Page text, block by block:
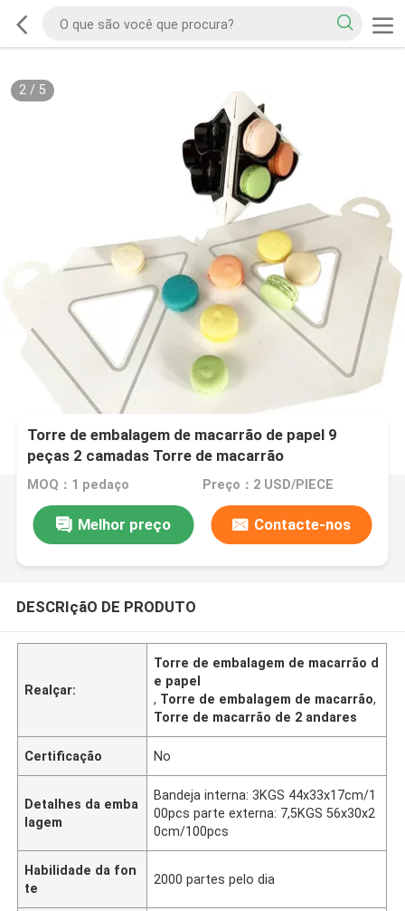
2/ 5
Torre de embalagem de macarrão de papel 9
peças 2 camadas Torre de macarrão
MOQ：1 pedaço Preço：2 USD/PIECE
Melhor preço Contacte-nos
DESCRIçãO DE PRODUTO
Realçar:
Torre de embalagem de macarrão d
e papel
, Torre de embalagem de macarrão,
Torre de macarrão de 2 andares
Certificação No
Detalhes da emba
lagem
Bandeja interna: 3KGS 44x33x17cm/1
00pcs parte externa: 7,5KGS 56x30x2
0cm/100pcs
Habilidade da fon
te
2000 partes pelo dia